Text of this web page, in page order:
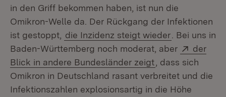
in den Griff bekommen haben, ist nun die
Omikron-Welle da. Der Rückgang der Infektionen
ist gestoppt, die Inzidenz steigt wieder . Bei uns in
Baden-Württemberg noch moderat, aber
Extern:
der
Blick in andere Bundesländer zeigt (Öffnet in
, dass sich
Omikron in Deutschland rasant verbreitet und die
Infektionszahlen explosionsartig in die Höhe